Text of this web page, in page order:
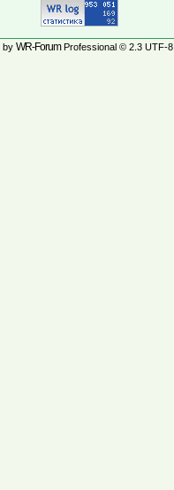
by WR-ForumProfessional © 2.3 UTF-8